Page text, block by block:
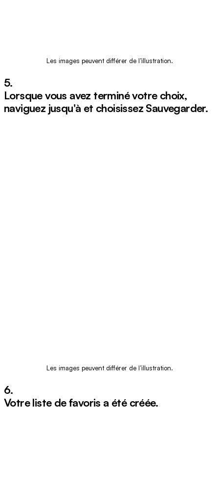
Les images peuvent différer de l’illustration.
5.
Lorsque vous avez terminé votre choix,
naviguez jusqu'à et choisissez Sauvegarder.
Les images peuvent différer de l’illustration.
6.
Votre liste de favoris a été créée.